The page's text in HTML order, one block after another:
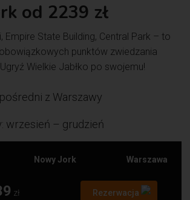
od 2239 zł
Empire State Building, Central Park – to
punktów zwiedzania
Wielkie Jabłko po swojemu!
z Warszawy
wrzesień – grudzień
Nowy Jork Warszawa
zł Rezerwacja